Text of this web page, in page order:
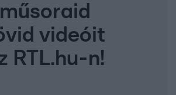
műsoraid
videóit
RTL.hu-n!